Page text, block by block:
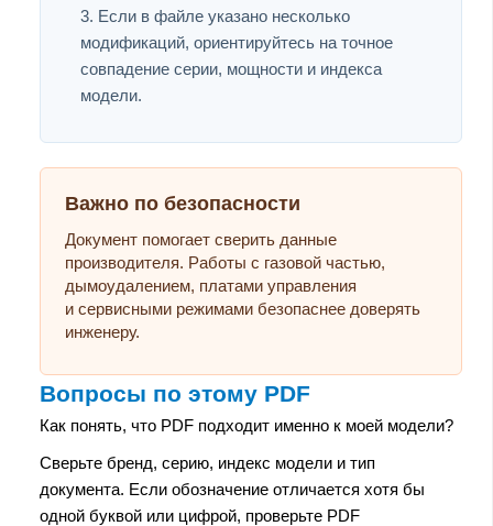
Если в файле указано несколько
модификаций, ориентируйтесь на точное
совпадение серии, мощности и индекса
модели.
Важно по безопасности
Документ помогает сверить данные
производителя. Работы с газовой частью,
дымоудалением, платами управления
и сервисными режимами безопаснее доверять
инженеру.
Вопросы по этому PDF
Как понять, что PDF подходит именно к моей модели?
Сверьте бренд, серию, индекс модели и тип
документа. Если обозначение отличается хотя бы
одной буквой или цифрой, проверьте PDF